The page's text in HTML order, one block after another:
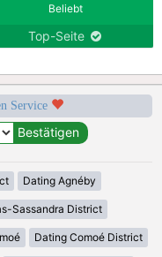
Beliebt
Top-Seite
Service
Dating Agnéby
Sassandra District
Dating Comoé District